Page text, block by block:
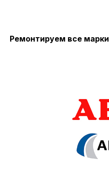
Ремонтируем все марки